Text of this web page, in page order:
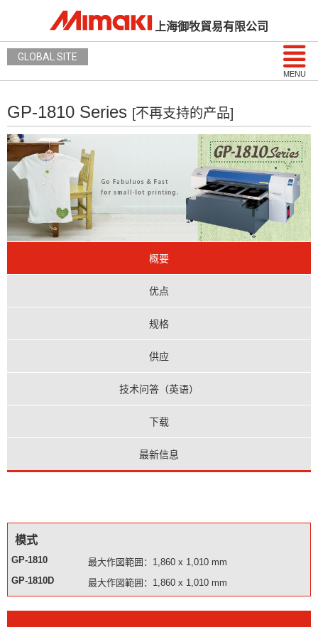
上海御牧貿易有限公司
MENU
GLOBAL SITE
GP-1810 Series [不再支持的产品]
概要
优点
规格
供应
技术问答（英语）
下载
最新信息
模式
GP-1810
最大作図範囲：1,860 x 1,010 mm
GP-1810D
最大作図範囲：1,860 x 1,010 mm